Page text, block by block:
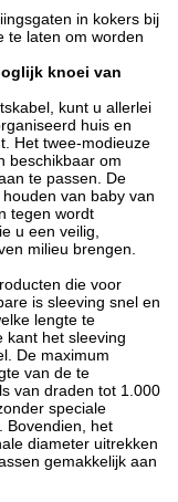
in kokers bij
te laten om worden
knoei van
kunt u allerlei
huis en
Het twee-modieuze
beschikbaar om
te passen. De
van baby van
tegen wordt
u een veilig,
milieu brengen.
die voor
is sleeving snel en
lengte te
kant het sleeving
De maximum
van de te
van draden tot 1.000
speciale
Bovendien, het
diameter uitrekken
gemakkelijk aan